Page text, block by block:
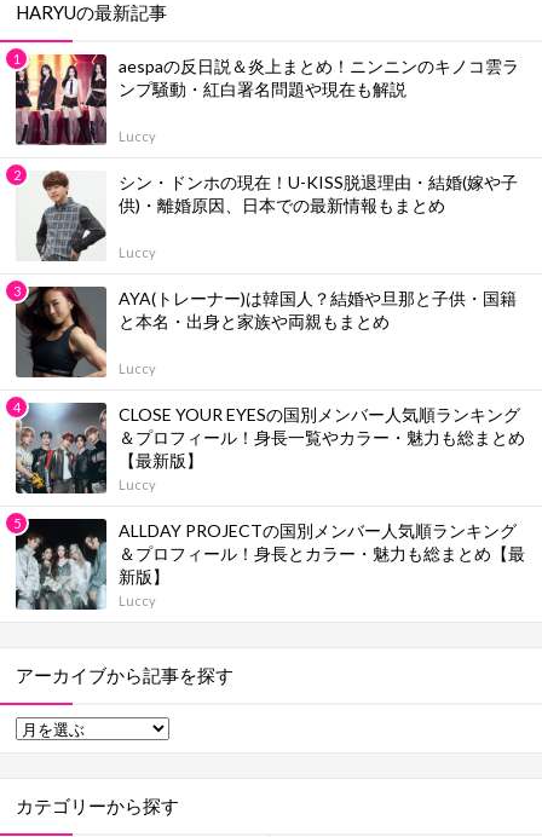
HARYUの最新記事
aespaの反日説＆炎上まとめ！ニンニンのキノコ雲ラ
ンプ騒動・紅白署名問題や現在も解説
Luccy
シン・ドンホの現在！U-KISS脱退理由・結婚(嫁や子
供)・離婚原因、日本での最新情報もまとめ
Luccy
AYA(トレーナー)は韓国人？結婚や旦那と子供・国籍
と本名・出身と家族や両親もまとめ
Luccy
CLOSE YOUR EYESの国別メンバー人気順ランキング
＆プロフィール！身長一覧やカラー・魅力も総まとめ
【最新版】
Luccy
ALLDAY PROJECTの国別メンバー人気順ランキング
＆プロフィール！身長とカラー・魅力も総まとめ【最
新版】
Luccy
アーカイブから記事を探す
カテゴリーから探す